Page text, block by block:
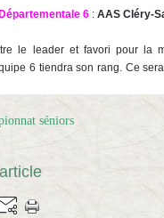
Départementale 6 : AAS Cléry-
le leader et favori pour la
6 tiendra son rang. Ce
séniors